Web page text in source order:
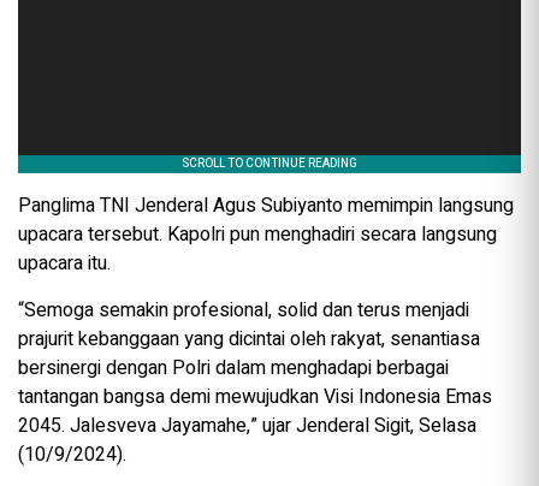
Panglima TNI Jenderal Agus Subiyanto memimpin langsung
upacara tersebut. Kapolri pun menghadiri secara langsung
upacara itu.
“Semoga semakin profesional, solid dan terus menjadi
prajurit kebanggaan yang dicintai oleh rakyat, senantiasa
bersinergi dengan Polri dalam menghadapi berbagai
tantangan bangsa demi mewujudkan Visi Indonesia Emas
2045. Jalesveva Jayamahe,” ujar Jenderal Sigit, Selasa
(10/9/2024).